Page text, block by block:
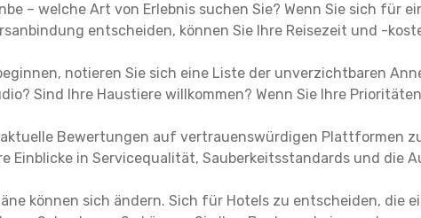
– welche Art von Erlebnis suchen Sie? Wenn Sie sich für
entscheiden, können Sie Ihre Reisezeit und -
notieren Sie sich eine Liste der unverzichtbaren
Sind Ihre Haustiere willkommen? Wenn Sie Ihre
Bewertungen auf vertrauenswürdigen Plattformen
Einblicke in Servicequalität, Sauberkeitsstandards und die
können sich ändern. Sich für Hotels zu entscheiden, die